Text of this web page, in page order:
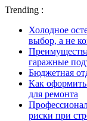
Trending :
Холодное
выбор, а не
гаражные
Бюджетная
Как
для ремонта
риски при